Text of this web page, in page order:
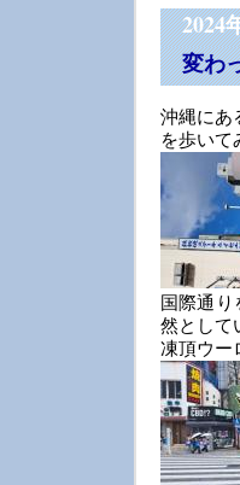
2024
変わ
沖縄にあ
を歩いて
国際通り
然として
凍頂ウー